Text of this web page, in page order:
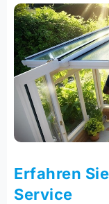
Erfahren
Service